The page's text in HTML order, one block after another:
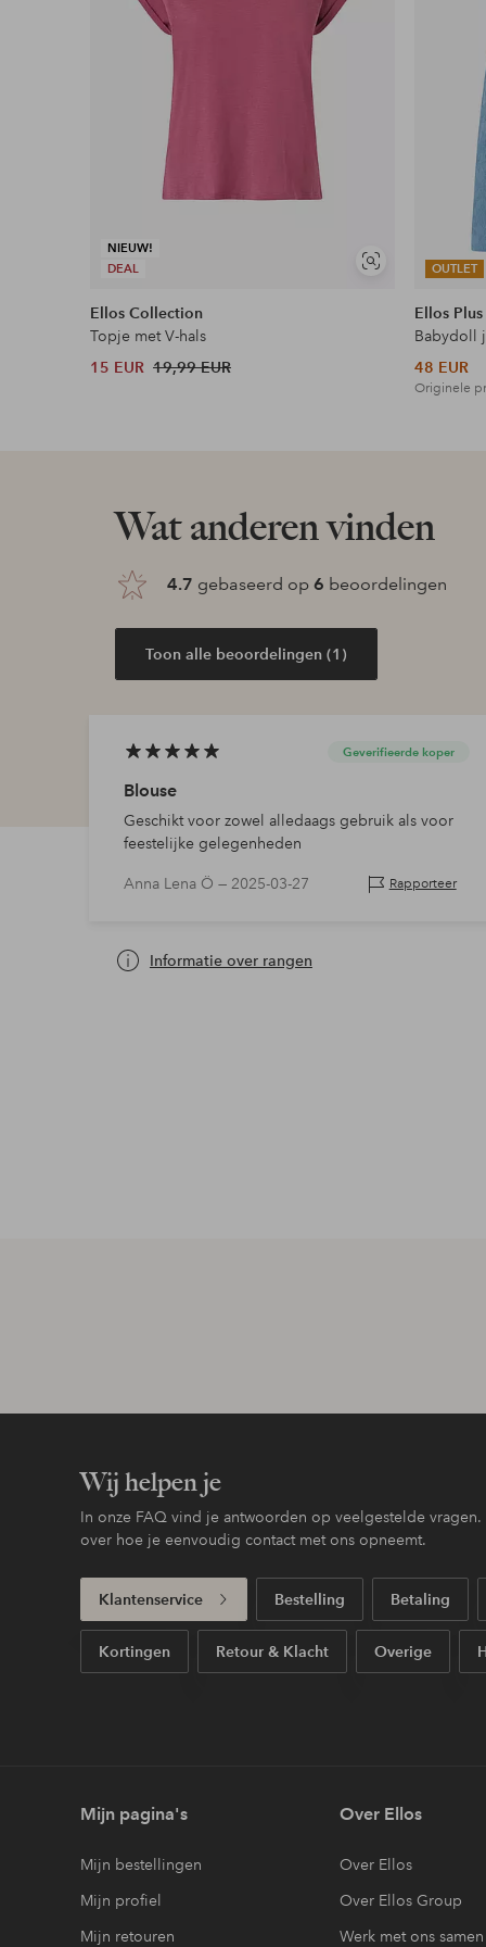
Geldt voor pakketten boven de 79 €
Lees meer
Flexibele betaalwijze
Nu betalen, later betalen of in termijnen
Meer lezen
NIEUW!
DEAL
Soortgelijke
Ellos Collection
Topje met V-hals
15 EUR 19,99 EUR
OUTLET
Ellos
Babydoll
48 EUR
Originele
Wat anderen vinden
4.7 gebaseerd op 6 beoordelingen
Toon alle beoordelingen (1)
Geverifieerde koper
Blouse
Geschikt voor zowel alledaags gebruik als voor
feestelijke gelegenheden
Anna Lena Ö — 2025-03-27 Rapporteer
Informatie over rangen
Wij helpen je
In onze FAQ vind je antwoorden op veelgestelde
over hoe je eenvoudig contact met ons opneemt.
Klantenservice Bestelling Betaling
Kortingen Retour & Klacht Overige
Mijn pagina's
Mijn bestellingen
Mijn profiel
Mijn retouren
Over Ellos
Over Ellos
Over Ellos Group
Werk met ons samen